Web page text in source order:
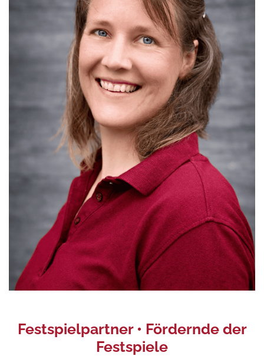
Festspielpartner • Fördernde der
Festspiele